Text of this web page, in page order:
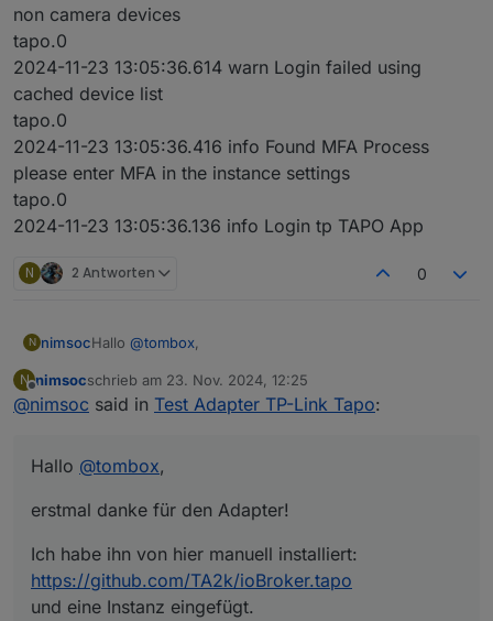
non camera devices
tapo.0
2024-11-23 13:05:36.614 warn Login failed using
cached device list
tapo.0
2024-11-23 13:05:36.416 info Found MFA Process
please enter MFA in the instance settings
tapo.0
2024-11-23 13:05:36.136 info Login tp TAPO App
N 2 Antworten 0
N nimsocHallo @tombox
erstmal danke für den Adapter!
und eine Instanz eingefügt.
letzten Stand sein.
Leider kann er sich nicht ins Tapo-Cloud mit meiner
Mit der App klappt das problemlos.
Weiter unten ist der Log-Ausschnitt.
Ich vermute es liegt am "Login failed using cached
device list".
Im Forum konnte ich keine Abhilfe finden.
Danke und Gruß
N
Offline
nimsocschrieb am 23. Nov. 2024, 12:25
zuletzt editiert von
@nimsoc said in Test Adapter TP-Link Tapo:
Hallo @tombox,
erstmal danke für den Adapter!
Ich habe ihn von hier manuell installiert:
https://github.com/TA2k/ioBroker.tapo
und eine Instanz eingefügt.